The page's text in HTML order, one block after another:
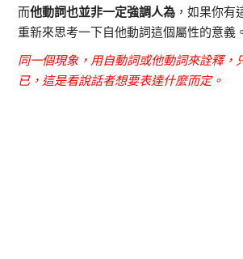
而他動詞也並非一定強調人為 ，如果你有
重新來思考一下自他動詞這個屬性的意義。
同一個現象，用自動詞或他動詞來詮釋，
已，這是看說話者想要表達什麼而定。